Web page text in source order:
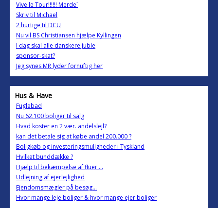
Vive le Tour!!!!!! Merde´
Skriv til Michael
2 hurtige til DCU
Nu vil BS Christiansen hjælpe Kyllingen
I dag skal alle danskere juble
sponsor-skat?
Jeg synes MR lyder fornuftig her
Hus & Have
Fuglebad
Nu 62.100 boliger til salg
Hvad koster en 2 vær. andelslejl?
kan det betale sig at købe andel 200.000 ?
Boligkøb og investeringsmuligheder i Tyskland
Hvilket bunddække ?
Hjælp til bekæmpelse af fluer....
Udlejning af ejerlejlighed
Ejendomsmægler på besøg...
Hvor mange leje boliger & hvor mange ejer boliger